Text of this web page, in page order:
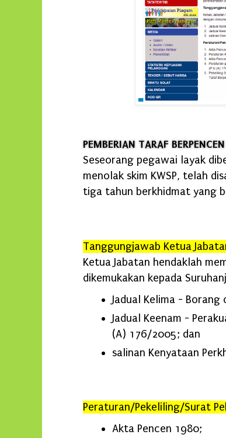
PEMBERIAN TARAF BERPENCEN
Seseorang pegawai layak
menolak skim KWSP, telah
tiga tahun berkhidmat yang
Tanggungjawab Ketua
Ketua Jabatan hendaklah
dikemukakan kepada
Jadual Kelima - Borang
Jadual Keenam -
(A) 176/2005; dan
salinan Kenyataan
Peraturan/Pekeliling/Surat
Akta Pencen 1980;